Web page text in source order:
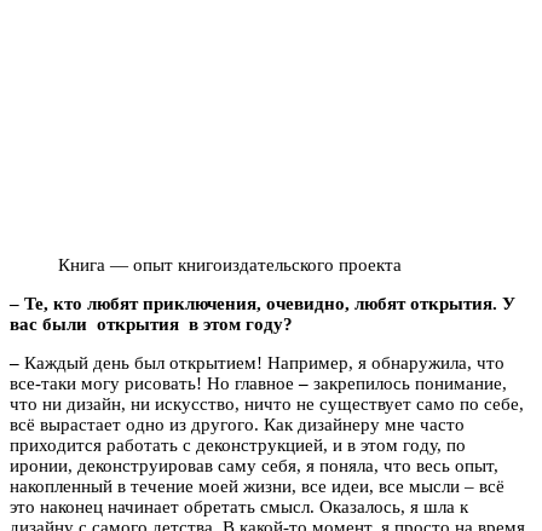
Книга — опыт книгоиздательского проекта
– Те, кто любят приключения, очевидно, любят открытия. У
вас были открытия в этом году?
– Каждый день был открытием! Например, я обнаружила, что
все-таки могу рисовать! Но главное– закрепилось понимание,
что ни дизайн, ни искусство, ничто не существует само по себе,
всё вырастает одно из другого. Как дизайнеру мне часто
приходится работать с деконструкцией, и в этом году, по
иронии, деконструировав саму себя, я поняла, что весь опыт,
накопленный в течение моей жизни, все идеи, все мысли – всё
это наконец начинает обретать смысл. Оказалось, я шла к